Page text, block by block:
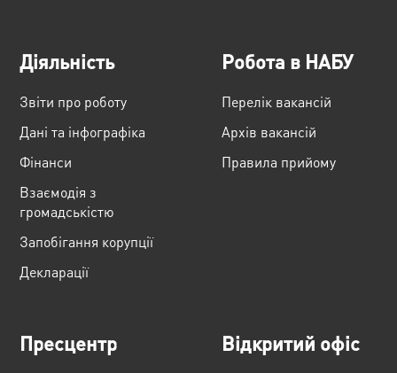
Діяльність
Звіти про роботу
Дані та інфографіка
Фінанси
Взаємодія з
громадськістю
Запобігання корупції
Декларації
Робота в НАБУ
Перелік вакансій
Архів вакансій
Правила прийому
Пресцентр Відкритий офіс